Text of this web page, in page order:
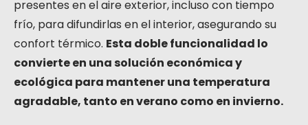
presentes en el aire exterior, incluso con tiempo
frío, para difundirlas en el interior, asegurando su
confort térmico. Esta doble funcionalidad lo
convierte en una solución económica y
ecológica para mantener una temperatura
agradable, tanto en verano como en invierno.